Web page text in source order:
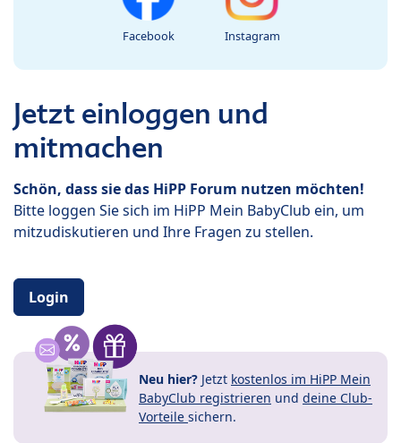
Facebook Instagram
Jetzt einloggen und
mitmachen
Schön, dass sie das HiPP Forum nutzen möchten!
Bitte loggen Sie sich im HiPP Mein BabyClub ein, um
mitzudiskutieren und Ihre Fragen zu stellen.
Login
Neu hier? Jetzt kostenlos im HiPP Mein
BabyClub registrieren und deine Club-
Vorteile sichern.